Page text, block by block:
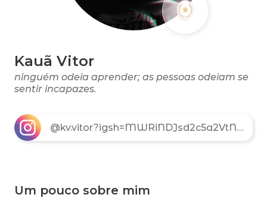
Kauã Vitor
ninguém odeia aprender; as pessoas odeiam se
sentir incapazes.
@kv.vitor?igsh=MWRiNDJsd2c5a2VtNA==
Um pouco sobre mim